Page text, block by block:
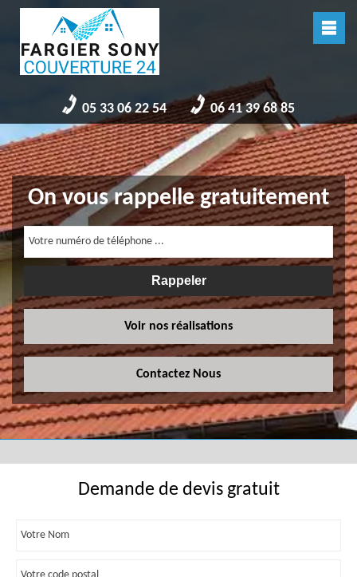
05 33 06 22 54 06 41 39 68 85
On vous rappelle gratuitement
Voir nos réalisations
Contactez Nous
Demande de devis gratuit